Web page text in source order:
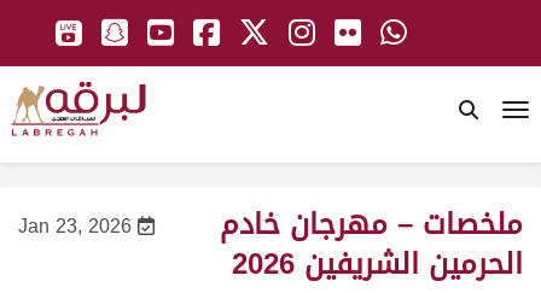
Jan 23, 2026 ملخصات – مهرجان خادم
الحرمين الشريفين 2026